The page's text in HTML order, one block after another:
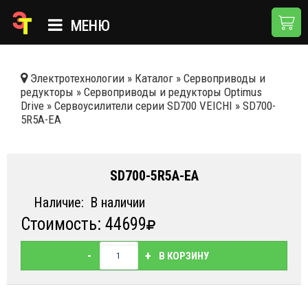
МЕНЮ
КАТАЛОГ
О КОМПАНИИ
ДОСТАВКА И ОПЛАТА
КОНТАКТЫ
Электротехнологии » Каталог » Сервоприводы и
редукторы » Сервоприводы и редукторы Optimus
Drive » Сервоусилители серии SD700 VEICHI » SD700-
5R5A-EA
SD700-5R5A-EA
Наличие: В наличии
Стоимость: 44699
- + В КОРЗИНУ